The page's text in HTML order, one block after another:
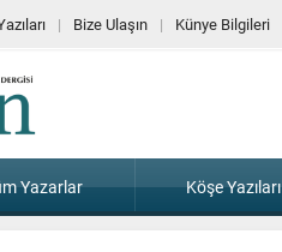
Bize Ulaşın Künye Bilgileri
Yazarlar Köşe Yazıları